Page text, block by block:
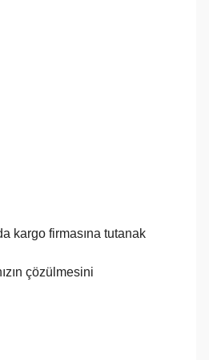
kargo firmasına tutanak
çözülmesini